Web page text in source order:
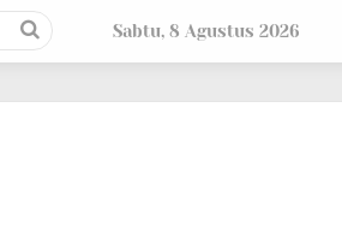
Sabtu, 8 Agustus 2026